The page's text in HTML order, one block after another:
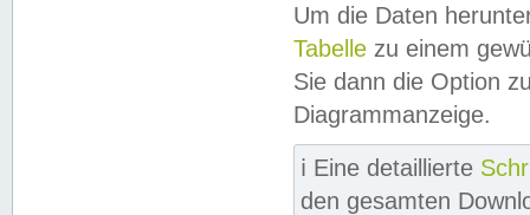
Um die Daten
Tabelle zu einem
Sie dann die Option
Diagrammanzeige.
ℹ️ Eine detaillierte
den gesamten